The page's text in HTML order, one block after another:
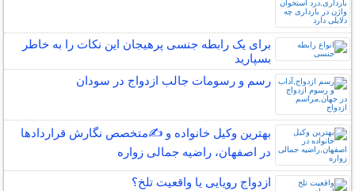
برای یک رابطه جنسی پرهیجان این نکات را به خاطر
بسپارید
رسم و رسومات جالب ازدواج در سودان
بهترین وکیل خانواده و ✍️متخصص نگارش قراردادها
در اصفهان، راضیه جمالی زواره
ازدواج رویایی یا واقعیت تلخ؟